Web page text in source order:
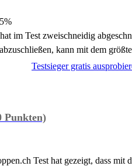
im Test zweischneidig
kann mit dem
Testsieger gratis
Punkten)
Test hat gezeigt, dass mit